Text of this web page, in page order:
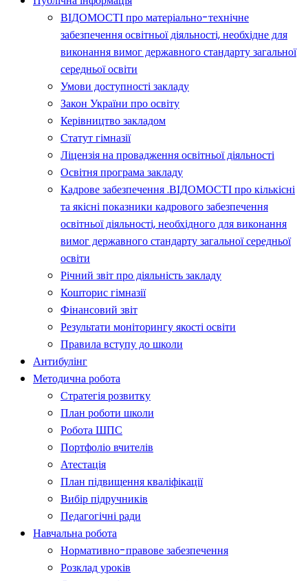
ВІДОМОСТІ про матеріально-технічне
забезпечення освітньої діяльності, необхідне для
виконання вимог державного стандарту загальної
середньої освіти
Умови доступності закладу
Закон України про освіту
Керівництво закладом
Статут гімназії
Ліцензія на провадження освітньої діяльності
Освітня програма закладу
Кадрове забезпечення .ВІДОМОСТІ про кількісні
та якісні показники кадрового забезпечення
освітньої діяльності, необхідного для виконання
вимог державного стандарту загальної середньої
освіти
Річний звіт про діяльність закладу
Кошторис гімназії
Фінансовий звіт
Результати моніторингу якості освіти
Правила вступу до школи
Антибулінг
Методична робота
Стратегія розвитку
План роботи школи
Робота ШПС
Портфоліо вчителів
Атестація
План підвищення кваліфікації
Вибір підручників
Педагогічні ради
Навчальна робота
Нормативно-правове забезпечення
Розклад уроків